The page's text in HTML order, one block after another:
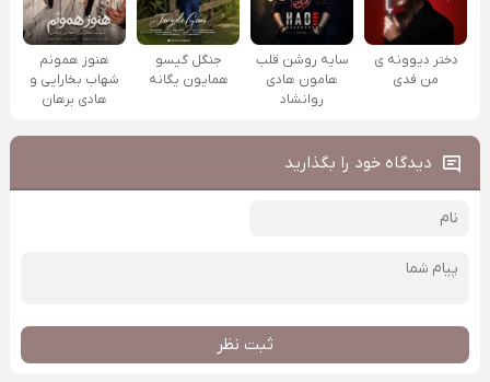
دختر دیوونه ی
من فدی
سایه روشن قلب
هامون هادی
روانشاد
جنگل گیسو
همایون یگانه
هنوز همونم
شهاب بخارایی و
هادی برهان
دیدگاه خود را بگذارید
ثبت نظر